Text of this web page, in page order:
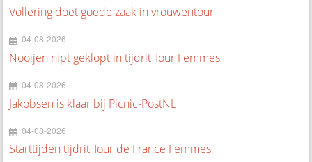
Vollering doet goede zaak in vrouwentour
04-08-2026
Nooijen nipt geklopt in tijdrit Tour Femmes
04-08-2026
Jakobsen is klaar bij Picnic-PostNL
04-08-2026
Starttijden tijdrit Tour de France Femmes